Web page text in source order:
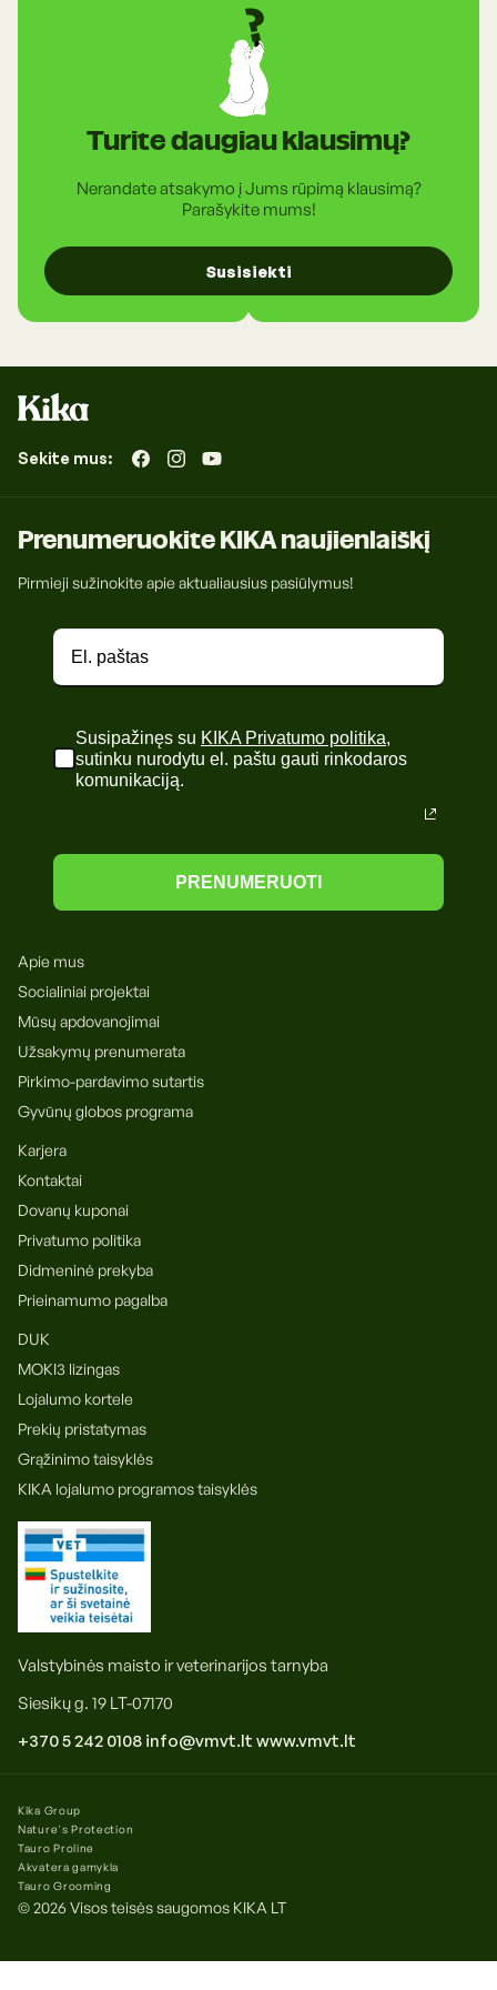
rasite skiltyje "Lojalumo kortelė".
Turite daugiau klausimų?
Nerandate atsakymo į Jums rūpimą klausimą?
Parašykite mums!
Susisiekti
Sekite mus: „Facebook“
„Instagram“
„YouTube“
Prenumeruokite KIKA naujienlaiškį
Pirmieji sužinokite apie aktualiausius pasiūlymus!
Susipažinęs su KIKA Privatumo politika,
sutinku nurodytu el. paštu gauti rinkodaros
komunikaciją.
PRENUMERUOTI
Apie mus
Socialiniai projektai
Mūsų apdovanojimai
Užsakymų prenumerata
Pirkimo-pardavimo sutartis
Gyvūnų globos programa
Karjera
Kontaktai
Dovanų kuponai
Privatumo politika
Didmeninė prekyba
Prieinamumo pagalba
DUK
MOKI3 lizingas
Lojalumo kortele
Prekių pristatymas
Grąžinimo taisyklės
KIKA lojalumo programos taisyklės
Valstybinės maisto ir veterinarijos tarnyba
Siesikų g. 19 LT-07170
+370 5 242 0108 info@vmvt.lt www.vmvt.lt
© 2026 Visos teisės saugomos KIKA LT
Kika Group
Nature's Protection
Tauro Proline
Akvatera gamykla
Tauro Grooming